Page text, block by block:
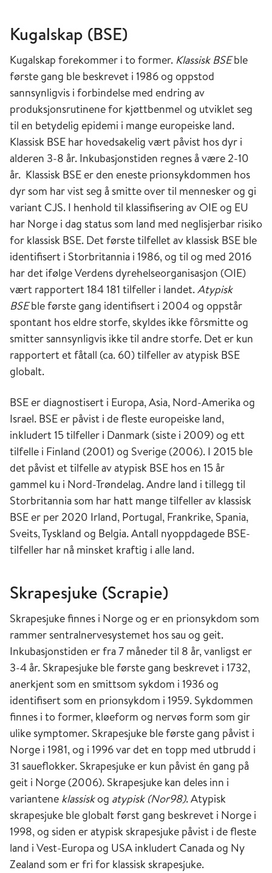
Kugalskap (BSE)
Kugalskap forekommer i to former. Klassisk BSEble
første gang ble beskrevet i 1986 og oppstod
sannsynligvis i forbindelse med endring av
produksjonsrutinene for kjøttbenmel og utviklet seg
til en betydelig epidemi i mange europeiske land.
Klassisk BSE har hovedsakelig vært påvist hos dyr i
alderen 3-8 år. Inkubasjonstiden regnes å være 2-10
år. Klassisk BSE er den eneste prionsykdommen hos
dyr som har vist seg å smitte over til mennesker og gi
variant CJS. I henhold til klassifisering av OIE og EU
har Norge i dag status som land med neglisjerbar risiko
for klassisk BSE. Det første tilfellet av klassisk BSE ble
identifisert i Storbritannia i 1986, og til og med 2016
har det ifølge Verdens dyrehelseorganisasjon (OIE)
vært rapportert 184 181 tilfeller i landet.Atypisk
BSEble første gang identifisert i 2004 og oppstår
spontant hos eldre storfe, skyldes ikke fôrsmitte og
smitter sannsynligvis ikke til andre storfe. Det er kun
rapportert et fåtall (ca. 60) tilfeller av atypisk BSE
globalt.
BSE er diagnostisert i Europa, Asia, Nord-Amerika og
Israel. BSE er påvist i de fleste europeiske land,
inkludert 15 tilfeller i Danmark (siste i 2009) og ett
tilfelle i Finland (2001) og Sverige (2006). I 2015 ble
det påvist et tilfelle av atypisk BSE hos en 15 år
gammel ku i Nord-Trøndelag. Andre land i tillegg til
Storbritannia som har hatt mange tilfeller av klassisk
BSE er per 2020 Irland, Portugal, Frankrike, Spania,
Sveits, Tyskland og Belgia. Antall nyoppdagede BSE-
tilfeller har nå minsket kraftig i alle land.
Skrapesjuke (Scrapie)
Skrapesjuke finnes i Norge og er en prionsykdom som
rammer sentralnervesystemet hos sau og geit.
Inkubasjonstiden er fra 7 måneder til 8 år, vanligst er
3-4 år. Skrapesjuke ble første gang beskrevet i 1732,
anerkjent som en smittsom sykdom i 1936 og
identifisert som en prionsykdom i 1959. Sykdommen
finnes i to former, kløeform og nervøs form som gir
ulike symptomer. Skrapesjuke ble første gang påvist i
Norge i 1981, og i 1996 var det en topp med utbrudd i
31 saueflokker. Skrapesjuke er kun påvist én gang på
geit i Norge (2006). Skrapesjuke kan deles inn i
variantene klassiskog atypisk (Nor98). Atypisk
skrapesjuke ble globalt først gang beskrevet i Norge i
1998, og siden er atypisk skrapesjuke påvist i de fleste
land i Vest-Europa og USA inkludert Canada og Ny
Zealand som er fri for klassisk skrapesjuke.